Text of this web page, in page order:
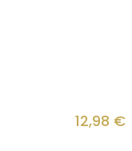
12,98 €